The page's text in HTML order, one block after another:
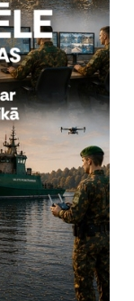
šķērsošanas
un